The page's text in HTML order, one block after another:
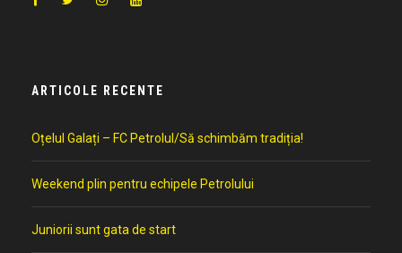
ARTICOLE RECENTE
Oțelul Galați – FC Petrolul/Să schimbăm tradiția!
Weekend plin pentru echipele Petrolului
Juniorii sunt gata de start